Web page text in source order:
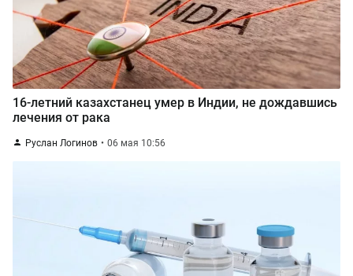
16-летний казахстанец умер в Индии, не дождавшись
лечения от рака
Руслан Логинов 06 мая 10:56